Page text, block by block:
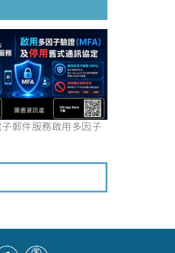
郵件服務啟用多因子